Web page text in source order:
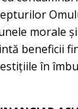
morale
beneficii
în